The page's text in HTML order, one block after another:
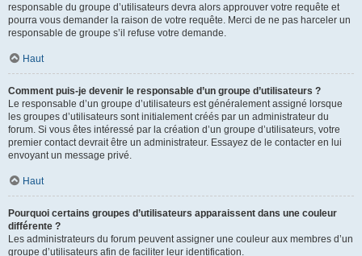
responsable du groupe d’utilisateurs devra alors approuver votre requête et
pourra vous demander la raison de votre requête. Merci de ne pas harceler un
responsable de groupe s’il refuse votre demande.
Haut
Comment puis-je devenir le responsable d’un groupe d’utilisateurs ?
Le responsable d’un groupe d’utilisateurs est généralement assigné lorsque
les groupes d’utilisateurs sont initialement créés par un administrateur du
forum. Si vous êtes intéressé par la création d’un groupe d’utilisateurs, votre
premier contact devrait être un administrateur. Essayez de le contacter en lui
envoyant un message privé.
Haut
Pourquoi certains groupes d’utilisateurs apparaissent dans une couleur
différente ?
Les administrateurs du forum peuvent assigner une couleur aux membres d’un
groupe d’utilisateurs afin de faciliter leur identification.